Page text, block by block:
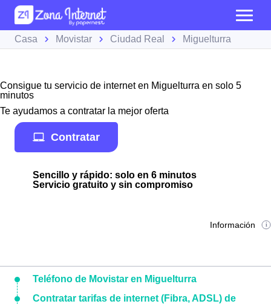
Casa Movistar Ciudad Real Miguelturra
Consigue tu servicio de internet en Miguelturra en solo 5
minutos
Te ayudamos a contratar la mejor oferta
Contratar
Sencillo y rápido: solo en 6 minutos
Servicio gratuito y sin compromiso
Información
Teléfono de Movistar en Miguelturra
Contratar tarifas de internet (Fibra, ADSL) de